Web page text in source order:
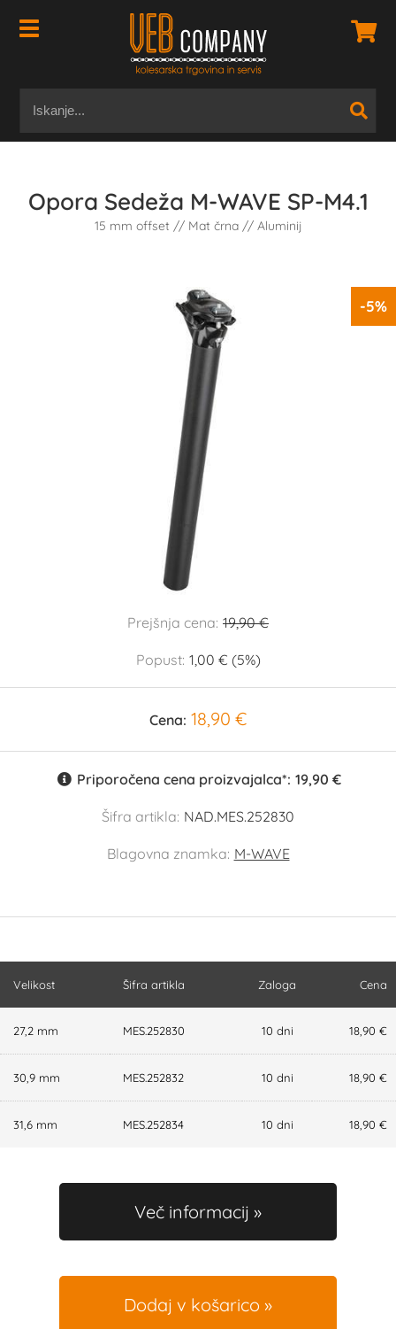
Opora Sedeža M-WAVE SP-M4.1
15 mm offset // Mat črna // Aluminij
-5%
Prejšnja cena: 19,90 €
Popust: 1,00 € (5%)
Cena: 18,90 €
Priporočena cena proizvajalca*: 19,90 €
Šifra artikla: NAD.MES.252830
Blagovna znamka: M-WAVE
Velikost Šifra artikla Zaloga Cena
27,2 mm MES.252830 10 dni 18,90 €
30,9 mm MES.252832 10 dni 18,90 €
31,6 mm MES.252834 10 dni 18,90 €
Več informacij
Dodaj v košarico